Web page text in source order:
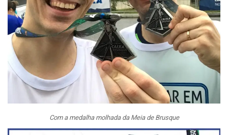
Com a medalha molhada da Meia de Brusque